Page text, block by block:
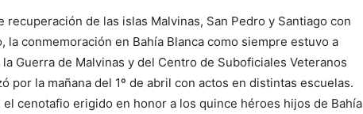
de las islas Malvinas, San Pedro y Santiago con
conmemoración en Bahía Blanca como siempre estuvo a
Guerra de Malvinas y del Centro de Suboficiales Veteranos
por la mañana del 1º de abril con actos en distintas escuelas.
cenotafio erigido en honor a los quince héroes hijos de Bahía